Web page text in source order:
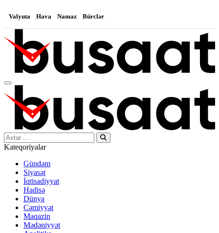
Valyuta Hava Namaz Bürclər
Search…
Kateqoriyalar
Gündəm
Siyasət
İqtisadiyyat
Hadisə
Dünya
Cəmiyyət
Maqazin
Mədəniyyət